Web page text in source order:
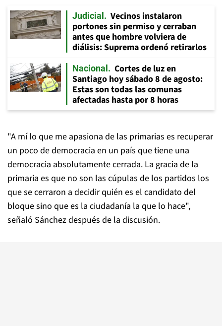
Judicial
Vecinos instalaron
portones sin permiso y cerraban
antes que hombre volviera de
diálisis: Suprema ordenó retirarlos
Nacional
Cortes de luz en
Santiago hoy sábado 8 de agosto:
Estas son todas las comunas
afectadas hasta por 8 horas
"A mí lo que me apasiona de las primarias es recuperar
un poco de democracia en un país que tiene una
democracia absolutamente cerrada. La gracia de la
primaria es que no son las cúpulas de los partidos los
que se cerraron a decidir quién es el candidato del
bloque sino que es la ciudadanía la que lo hace",
señaló Sánchez después de la discusión.